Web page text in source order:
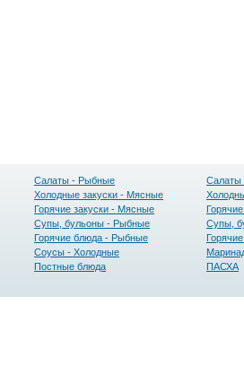
Салаты - Рыбные
Салаты
Холодные закуски - Мясные
Горячие закуски - Мясные
Супы, бульоны - Рыбные
Супы,
Горячие блюда - Рыбные
Соусы - Холодные
Постные блюда
ПАСХА